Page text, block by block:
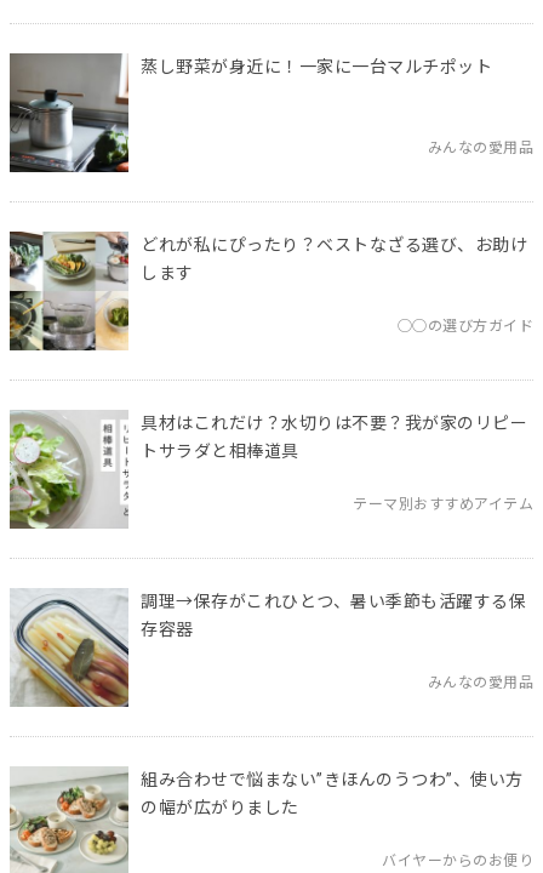
蒸し野菜が身近に！一家に一台マルチポット
みんなの愛用品
どれが私にぴったり？ベストなざる選び、お助け
します
◯◯の選び方ガイド
具材はこれだけ？水切りは不要？我が家のリピー
トサラダと相棒道具
テーマ別おすすめアイテム
調理→保存がこれひとつ、暑い季節も活躍する保
存容器
みんなの愛用品
組み合わせで悩まない”きほんのうつわ”、使い方
の幅が広がりました
バイヤーからのお便り